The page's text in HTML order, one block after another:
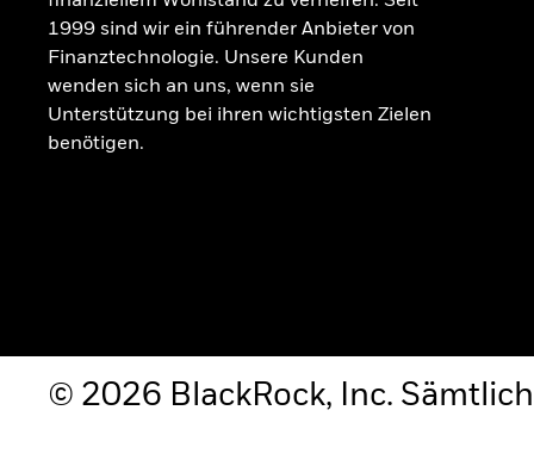
1999 sind wir ein führender Anbieter von
Finanztechnologie. Unsere Kunden
wenden sich an uns, wenn sie
Unterstützung bei ihren wichtigsten Zielen
benötigen.
© 2026 BlackRock, Inc.